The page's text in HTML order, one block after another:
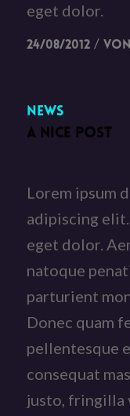
eget dolor.
24/08/2012 / von
News
A NICE POST
Lorem ipsum
adipiscing
eget dolor.
natoque
parturient
Donec quam
pellentesque
consequat
justo, fringilla